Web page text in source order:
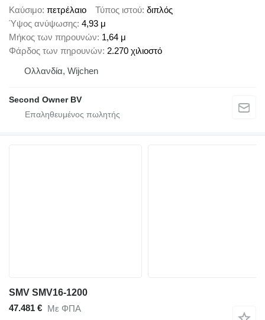
Καύσιμο πετρέλαιο Τύπος ιστού διπλός
Ύψος ανύψωσης 4,93 μ
Μήκος των πηρουνών 1,64 μ
Φάρδος των πηρουνών 2.270 χιλιοστό
Ολλανδία, Wijchen
Second Owner BV
SMV SMV16-1200
47.481 €
Με ΦΠΑ